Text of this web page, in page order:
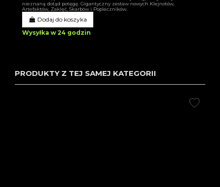
nieznaną dotąd potęgę. Gigantyczny zestaw nowych Klejnotów,
Artefaktów, Zaklęć, Skarbów i Popleczników.
Dodaj do koszyka
Wysyłka w 24 godzin
PRODUKTY Z TEJ SAMEJ KATEGORII